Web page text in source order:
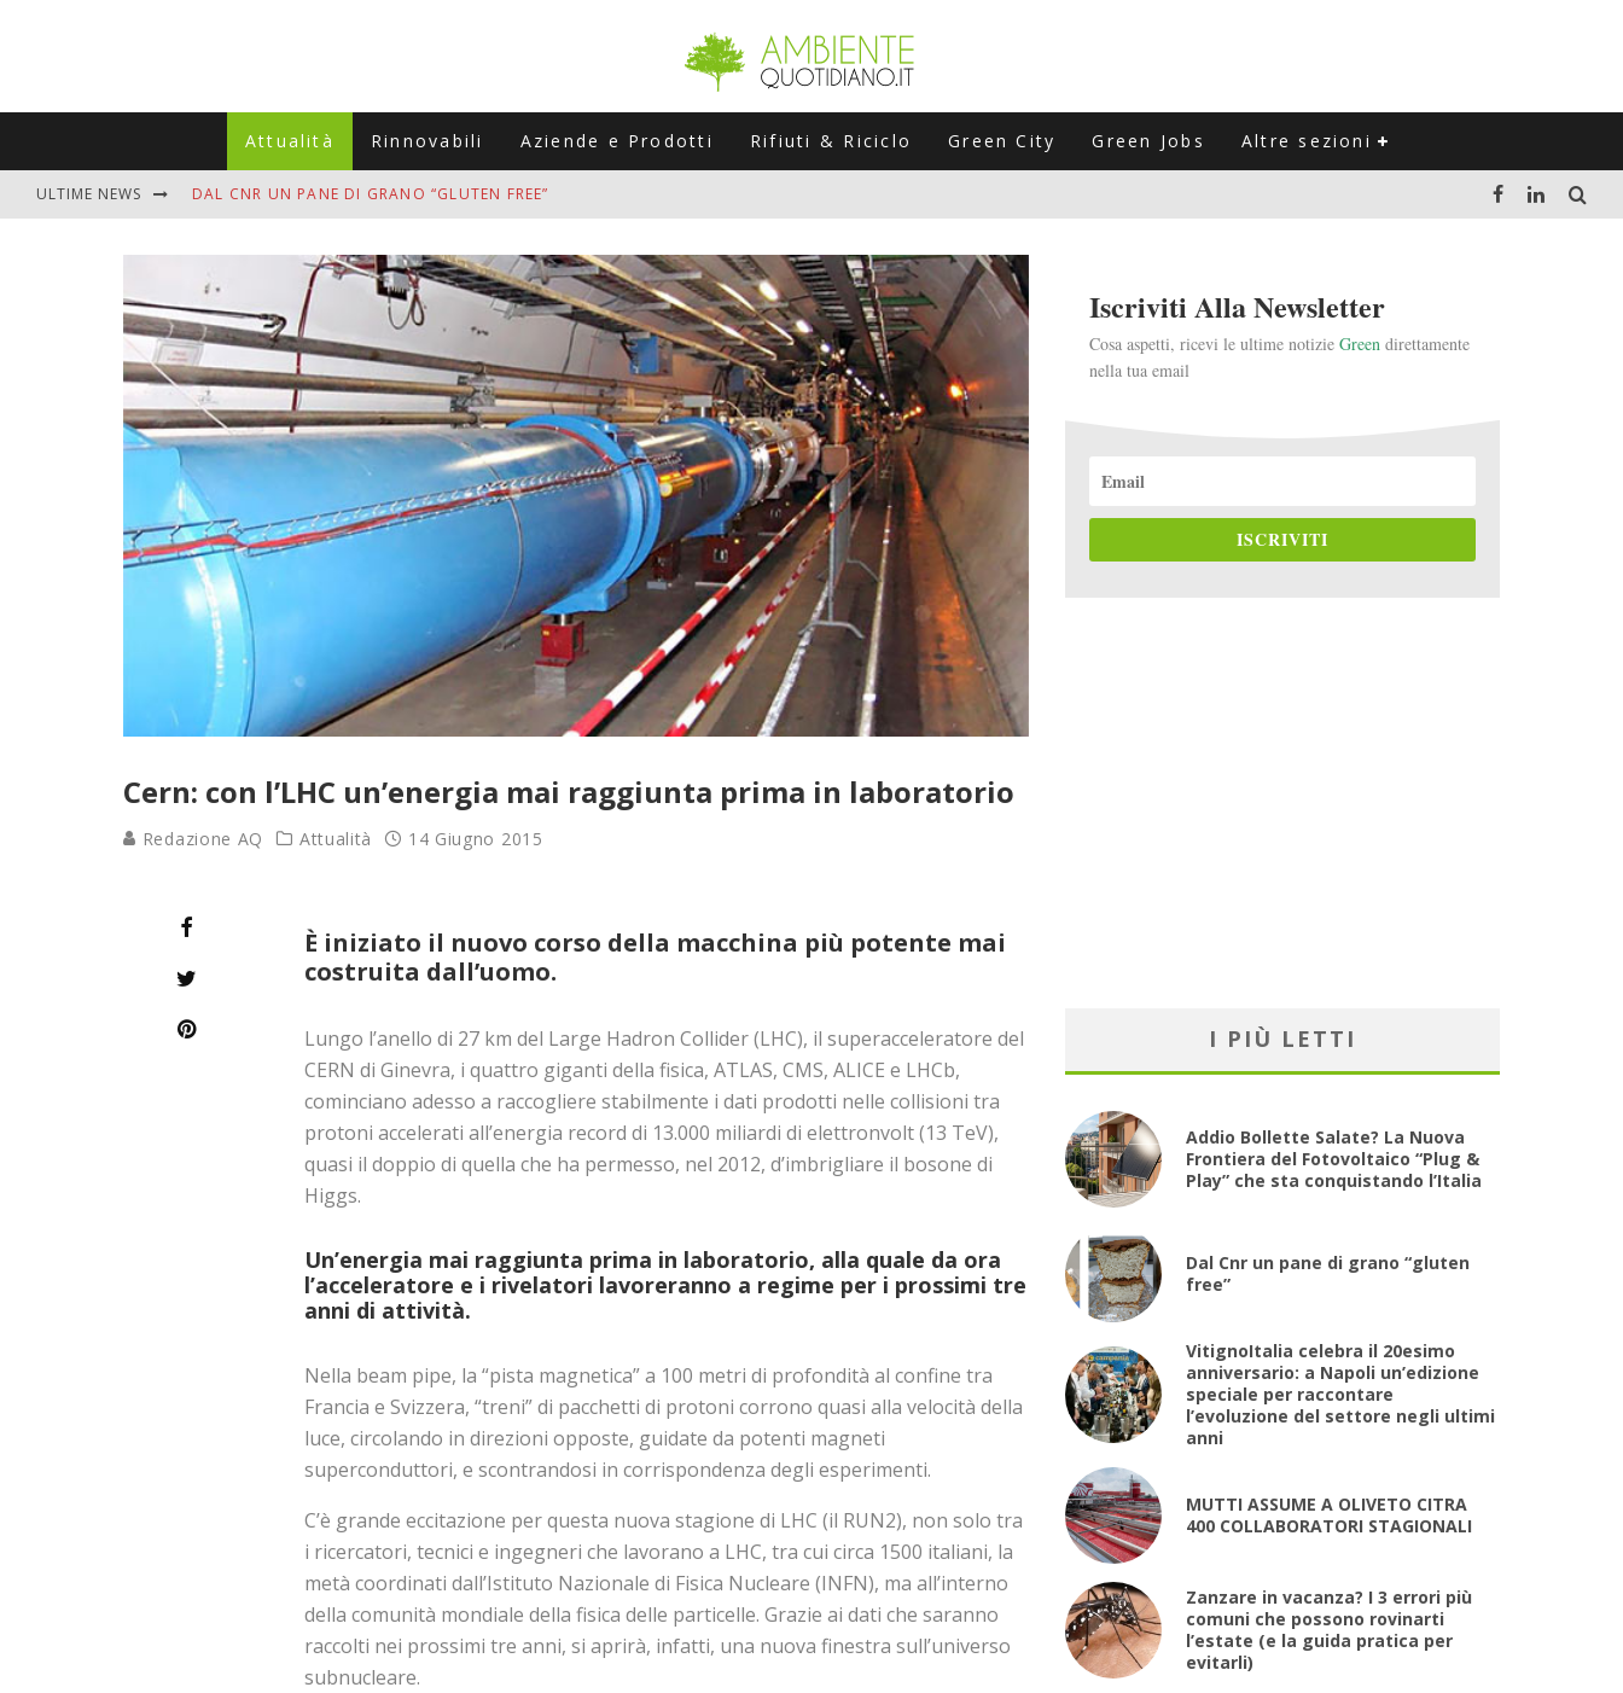
Attualità Rinnovabili Aziende e Prodotti Rifiuti & Riciclo Green City Green Jobs Altre sezioni
ULTIME NEWS DAL CNR UN PANE DI GRANO “GLUTEN FREE”
MUTTI ASSUME A OLIVETO CITRA 400 COLLABORATORI STAGIONALI
ZANZARE IN VACANZA? I 3 ERRORI PIÙ COMUNI CHE POSSONO ROVINARTI L’ESTATE (E LA GUIDA PRATICA PER EVITARLI)
ADDIO BOLLETTE SALATE? LA NUOVA FRONTIERA DEL FOTOVOLTAICO "PLUG & PLAY" CHE STA CONQUISTANDO L'ITALIA
Cern: con l’LHC un’energia mai raggiunta prima in laboratorio
Redazione AQ Attualità 14 Giugno 2015
È iniziato il nuovo corso della macchina più potente mai
costruita dall’uomo.
Lungo l’anello di 27 km del Large Hadron Collider (LHC), il superacceleratore del
CERN di Ginevra, i quattro giganti della fisica, ATLAS, CMS, ALICE e LHCb,
cominciano adesso a raccogliere stabilmente i dati prodotti nelle collisioni tra
protoni accelerati all’energia record di 13.000 miliardi di elettronvolt (13 TeV),
quasi il doppio di quella che ha permesso, nel 2012, d’imbrigliare il bosone di
Higgs.
Un’energia mai raggiunta prima in laboratorio, alla quale da ora
l’acceleratore e i rivelatori lavoreranno a regime per i prossimi tre
anni di attività.
Nella beam pipe, la “pista magnetica” a 100 metri di profondità al confine tra
Francia e Svizzera, “treni” di pacchetti di protoni corrono quasi alla velocità della
luce, circolando in direzioni opposte, guidate da potenti magneti
superconduttori, e scontrandosi in corrispondenza degli esperimenti.
C’è grande eccitazione per questa nuova stagione di LHC (il RUN2), non solo tra
i ricercatori, tecnici e ingegneri che lavorano a LHC, tra cui circa 1500 italiani, la
metà coordinati dall’Istituto Nazionale di Fisica Nucleare (INFN), ma all’interno
della comunità mondiale della fisica delle particelle. Grazie ai dati che saranno
raccolti nei prossimi tre anni, si aprirà, infatti, una nuova finestra sull’universo
subnucleare.
Iscriviti Alla Newsletter
Cosa aspetti, ricevi le ultime notizie Green direttamente
nella tua email
ISCRIVITI
I PIÙ LETTI
Addio Bollette Salate? La Nuova
Frontiera del Fotovoltaico “Plug &
Play” che sta conquistando l’Italia
Dal Cnr un pane di grano “gluten
free”
VitignoItalia celebra il 20esimo
anniversario: a Napoli un’edizione
speciale per raccontare
l’evoluzione del settore negli ultimi
anni
MUTTI ASSUME A OLIVETO CITRA
400 COLLABORATORI STAGIONALI
Zanzare in vacanza? I 3 errori più
comuni che possono rovinarti
l’estate (e la guida pratica per
evitarli)